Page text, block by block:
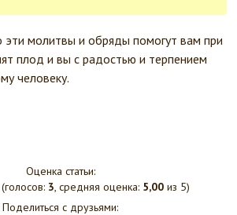
эти молитвы и обряды помогут вам при
плод и вы с радостью и терпением
человеку.
Оценка статьи:
(голосов: 3, средняя оценка: 5,00из 5)
Поделиться с друзьями: